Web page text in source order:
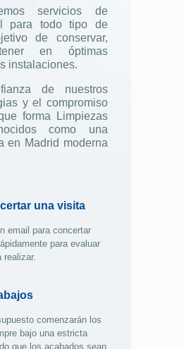
servicios de
para todo tipo de
de conservar,
en óptimas
instalaciones.
de nuestros
y el compromiso
forma Limpiezas
como una
en Madrid moderna
una visita
email para concertar
para evaluar
realizar.
comenzarán los
bajo una estricta
que los acabados sean